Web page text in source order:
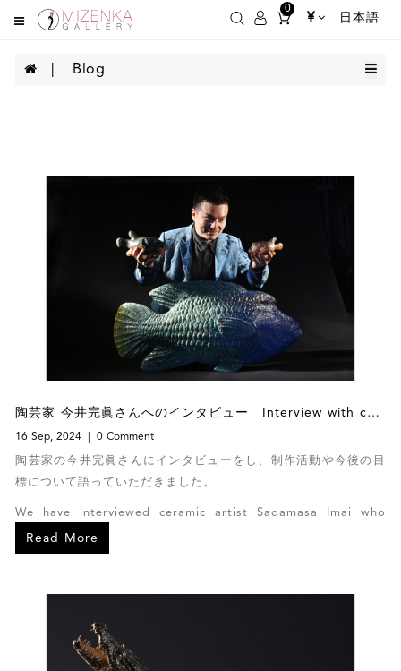
0
¥ 日本語
Blog
陶芸家 今井完眞さんへのインタビュー Interview with ceramic artist Sadamasa Imai
16 Sep, 2024 0 Comment
陶芸家の今井完眞さんにインタビューをし、制作活動や今後の目
標について語っていただきました。
We have interviewed ceramic artist Sadamasa Imai who
spoke with us about future goals and creating his
artworks.
Read More